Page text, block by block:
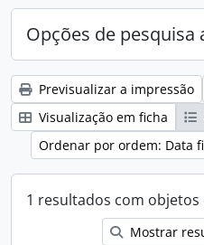
Opções de pesquisa
Previsualizar a impressão
Visualização em ficha
Ordenar por ordem: Data
1 resultados com objetos
Mostrar